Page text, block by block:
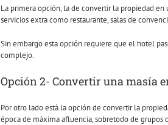
La primera opción, la de convertir la propiedad
servicios extra como restaurante, salas de
Sin embargo esta opción requiere que el hotel
complejo.
Opción 2- Convertir una masía
Por otro lado está la opción de convertir la
época de máxima afluencia, sobretodo de grupos